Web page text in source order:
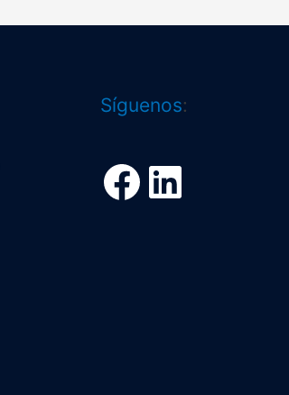
Síguenos:
Facebook
LinkedIn